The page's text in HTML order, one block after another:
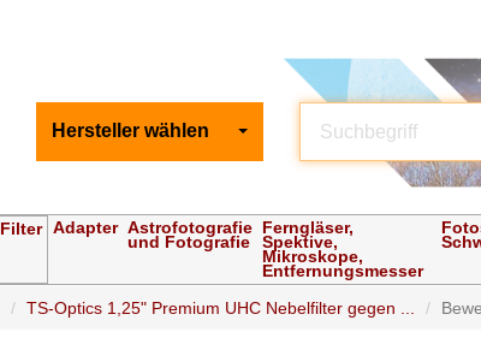
Hersteller wählen
Filter Adapter Astrofotografie
und Fotografie
Ferngläser,
Spektive,
Mikroskope,
Entfernungsmesser
TS-Optics 1,25" Premium UHC Nebelfilter gegen ...